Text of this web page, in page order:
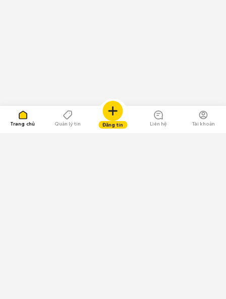
Trang chủ Quản lý tin Đăng tin Liên hệ Tài khoản